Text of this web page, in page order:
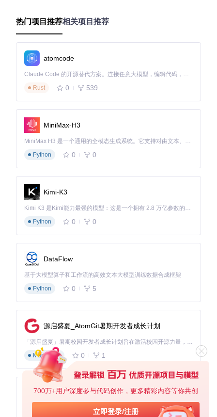
700万+用户深度参与代码创作，更多精彩内容等你共创
立即登录/注册
💡 专家提示：安装前建议检查系统是否满足.NET 9.0及以上版
本的要求，以确保工具正常运行。
二、方案实践：DepotDownloader的核心功能
与操作步骤
基础下载操作：获取资源包与版本清单
./DepotDownloader
📋 点击复制命令功能描述：该命令用于下载应用ID为730的
所有相关资源包。 基础语法
应用ID> -username <用户名>
的应用ID，-username指定登录账户的用户名。
下载特定资源包和版本清单，使用以下命令：
./DepotDownloader -app 730 -depot 731 -manifest
31、版本清单ID为7617088375292372759的内容。基础语
./DepotDownloader -app <应用ID> -depot <资源
包ID> -manifest <版本清单ID>
体的资源包ID，
./DepotDownloader -app 730 -pubfile 1885082371
📋 点击复制命令功能描述：通过pubfile ID下载应用ID为730
的创意工坊内容。 基础语法 ：
./DepotDownloader -app <
应用ID> -pubfile <pubfile ID>
定创意工坊内容的pubfile ID。
使用UGC ID下载创意工坊内容（UGC内容即用户生成内
热门项目推荐相关项目推荐
atomcode
Claude Code 的开源替代方案。连接任意大模型，编辑代码，运行命令，自动验证 — 全自动执行。用 Rust 构建，极致性能。 ｜ An open-source alternative to Claude Code. Connect any LLM, edit code, run commands, and verify changes — autonomously. Built in Rust for speed. Get Started
Rust
0 539
MiniMax-H3
MiniMax H3 是一个通用的全模态生成系统。它支持对由文本、图像、视频和音频组成的多模态上下文进行统一理解，并能生成分辨率高达 2K、时长可达 15 秒的带原生立体声音频的视频。得益于面向任务泛化的系统设计，H3 在预训练阶段就已具备广泛的多模态上下文理解与生成能力，能够出色地执行复杂的多模态指令。
Python
0 0
Kimi-K3
Kimi K3 是Kimi能力最强的模型：这是一个拥有 2.8 万亿参数的混合专家（MoE）模型，具备原生视觉理解能力，并支持 100 万 token 的上下文窗口。
Python
0 0
DataFlow
基于大模型算子和工作流的高效文本大模型训练数据合成框架
Python
0 5
源启盛夏_AtomGit暑期开发者成长计划
「源启盛夏」暑期校园开发者成长计划旨在激活校园开源力量，通过积分激励、认证扶持、资源倾斜等形式，引导高校组织和开发者完成「入驻 — 建项目 — 做贡献 — 获认证 — 得资源」的完整闭环。无论你是想带领社团入驻平台的组织者，还是希望用代码贡献证明自己的开发者，都能在这里找到属于你的成长路径。
Markdown
0 1
py-xiaozhi
基于Python的Xiaozhi AI，适用于想要完整Xiaozhi体验而无需拥有专用硬件的用户。